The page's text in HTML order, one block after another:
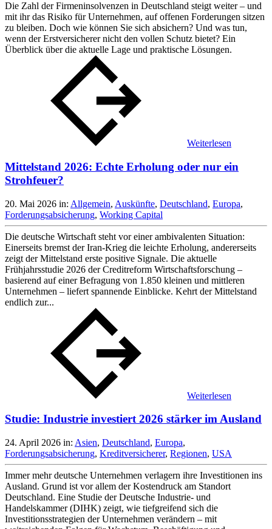
Die Zahl der Firmeninsolvenzen in Deutschland steigt weiter – und
mit ihr das Risiko für Unternehmen, auf offenen Forderungen sitzen
zu bleiben. Doch wie können Sie sich absichern? Und was tun,
wenn der Erstversicherer nicht den vollen Schutz bietet? Ein
Überblick über die aktuelle Lage und praktische Lösungen.
Weiterlesen
Mittelstand 2026: Echte Erholung oder nur ein
Strohfeuer?
20. Mai 2026 in: Allgemein, Auskünfte, Deutschland, Europa,
Forderungsabsicherung, Working Capital
Die deutsche Wirtschaft steht vor einer ambivalenten Situation:
Einerseits bremst der Iran-Krieg die leichte Erholung, andererseits
zeigt der Mittelstand erste positive Signale. Die aktuelle
Frühjahrsstudie 2026 der Creditreform Wirtschaftsforschung –
basierend auf einer Befragung von 1.850 kleinen und mittleren
Unternehmen – liefert spannende Einblicke. Kehrt der Mittelstand
endlich zur...
Weiterlesen
Studie: Industrie investiert 2026 stärker im Ausland
24. April 2026 in: Asien, Deutschland, Europa,
Forderungsabsicherung, Kreditversicherer, Regionen, USA
Immer mehr deutsche Unternehmen verlagern ihre Investitionen ins
Ausland. Grund ist vor allem der Kostendruck am Standort
Deutschland. Eine Studie der Deutsche Industrie- und
Handelskammer (DIHK) zeigt, wie tiefgreifend sich die
Investitionsstrategien der Unternehmen verändern – mit